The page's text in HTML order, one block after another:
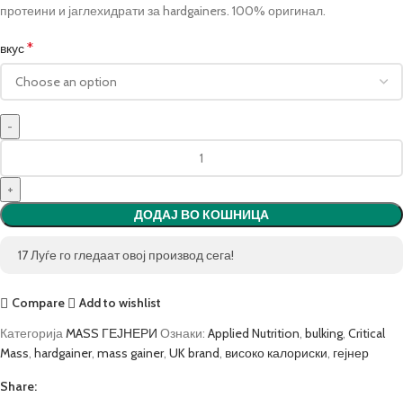
протеини и јаглехидрати за hardgainers. 100% оригинал.
вкус*
ДОДАЈ ВО КОШНИЦА
17Луѓе го гледаат овој производ сега!
Compare
Add to wishlist
КатегоријаMASS ГЕЈНЕРИ Ознаки: Applied Nutrition, bulking, Critical
Mass, hardgainer, mass gainer, UK brand, високо калориски, гејнер
Share: